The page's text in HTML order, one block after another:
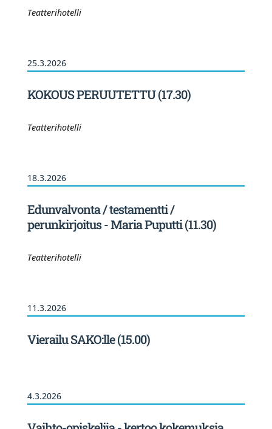
Teatterihotelli
25.3.2026
KOKOUS PERUUTETTU (17.30)
Teatterihotelli
18.3.2026
Edunvalvonta / testamentti /
perunkirjoitus - Maria Puputti (11.30)
Teatterihotelli
11.3.2026
Vierailu SAKO:lle (15.00)
4.3.2026